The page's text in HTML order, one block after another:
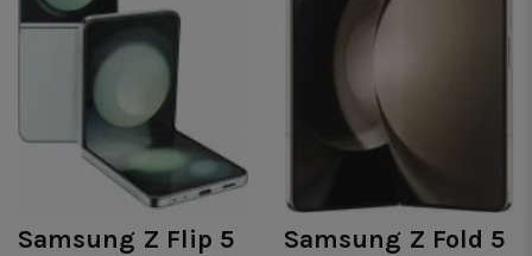
Samsung Z Flip 5 Samsung Z Fold 5